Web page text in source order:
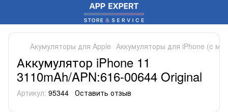
Акумуляторы для Apple Аккумуляторы для iPhone (с
Аккумулятор iPhone 11
3110mAh/APN:616-00644 Original
Артикул: 95344 Оставить отзыв